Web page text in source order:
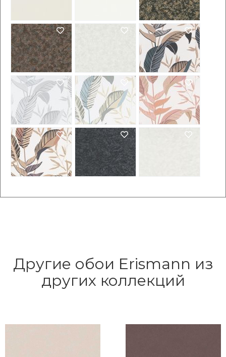
Другие обои Erismann из
других коллекций